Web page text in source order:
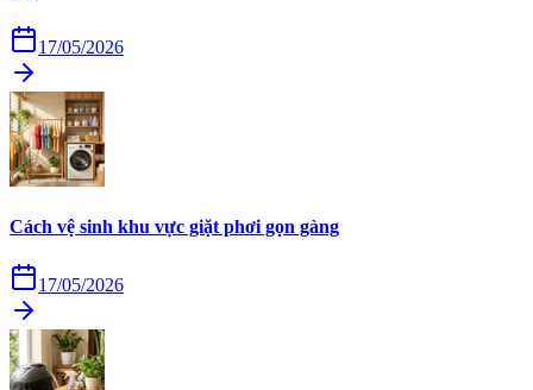
17/05/2026
Cách vệ sinh khu vực giặt phơi gọn gàng
17/05/2026